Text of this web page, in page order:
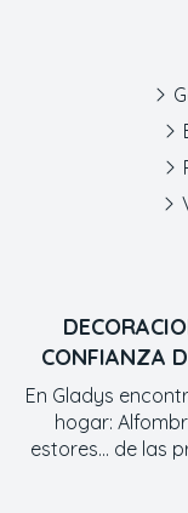
CONFIANZA
En Gladys
hogar:
estores... de las